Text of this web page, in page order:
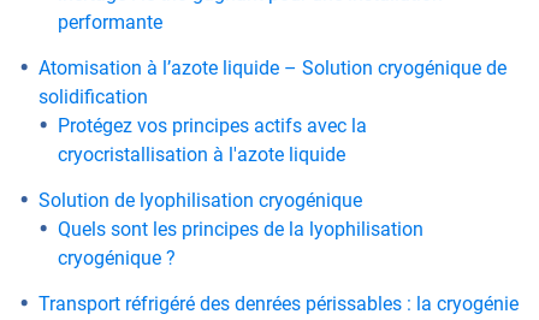
performante
Atomisation à l’azote liquide – Solution cryogénique de
solidification
Protégez vos principes actifs avec la
cryocristallisation à l'azote liquide
Solution de lyophilisation cryogénique
Quels sont les principes de la lyophilisation
cryogénique ?
Transport réfrigéré des denrées périssables : la cryogénie